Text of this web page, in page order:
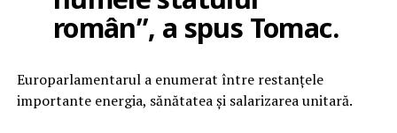
român”, a spus Tomac.
Europarlamentarul a enumerat între restanțele
importante energia, sănătatea și salarizarea unitară.